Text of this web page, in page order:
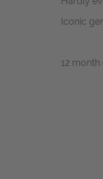
Iconic
12